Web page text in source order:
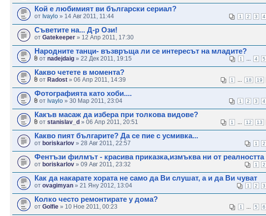
Кой е любимият ви български сериал?
1 2 3 4
от Ivaylo » 14 Авг 2011, 11:44
Съветите на... Д-р Ози!
от Gatekeeper » 12 Апр 2011, 17:30
Народните танци- възвръща ли се интересът на младите?
1 4 5
от nadejdaig » 22 Дек 2011, 19:15
Какво четете в момента?
1 18 19
от Radost » 06 Апр 2011, 14:39
Фотографията като хоби....
1 2 3 4
от Ivaylo » 30 Мар 2011, 23:04
Какъв масаж да избера при толкова видове?
1 12 13
от stanislav_d » 06 Апр 2011, 20:51
Какво пият българите? Да се пие с усмивка...
1 2
от boriskarlov » 28 Авг 2011, 22:57
Фентъзи филмът - красива приказка,измъква ни от реалността
1 2
от boriskarlov » 09 Авг 2011, 23:32
Как да накарате хората не само да Ви слушат, а и да Ви чуват
1 2 3
от ovagimyan » 21 Яну 2012, 13:04
Колко често ремонтирате у дома?
1 5 6
от Golfie » 10 Ное 2011, 00:23